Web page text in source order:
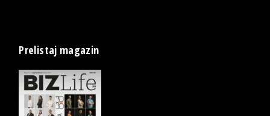
Prelistaj magazin